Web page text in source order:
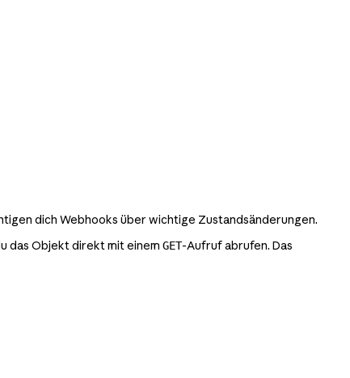
dich Webhooks über wichtige Zustandsänderungen.
das Objekt direkt mit einem GET-Aufruf abrufen. Das